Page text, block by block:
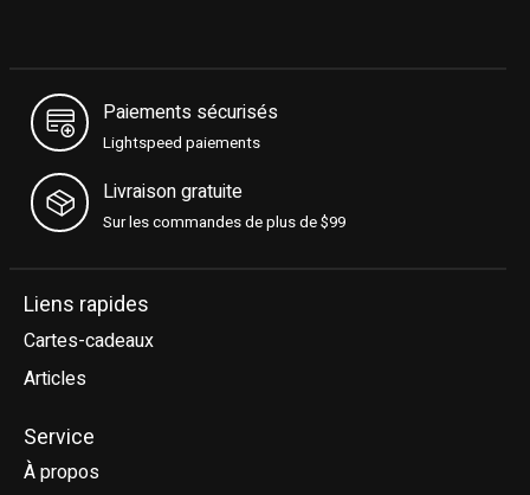
Paiements sécurisés
Lightspeed paiements
Livraison gratuite
Sur les commandes de plus de $99
Liens rapides
Cartes-cadeaux
Articles
Service
À propos